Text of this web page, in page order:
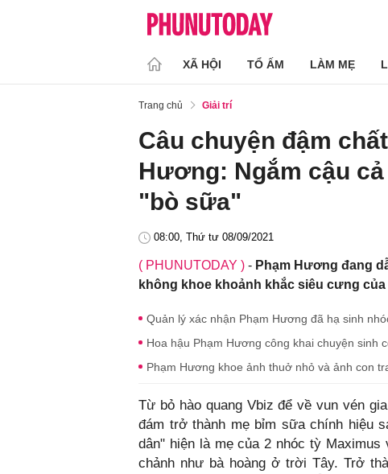
XÃ HỘI TỔ ẤM LÀM MẸ
Trang chủ Giải trí
Câu chuyện đậm
Hương: Ngắm cậu
"bò sữa"
08:00, Thứ tư 08/09/2021
( PHUNUTODAY ) - Phạm Hương đang
không khoe khoảnh khắc siêu cưng
Quản lý xác nhận Phạm Hương đã hạ sinh
Hoa hậu Phạm Hương công khai chuyện sinh
Phạm Hương khoe ảnh thuở nhỏ và ảnh con
Từ bỏ hào quang Vbiz để về vun vén
đám trở thành mẹ bỉm sữa chính hiệu
dân" hiện là mẹ của 2 nhóc tỳ
chảnh như bà hoàng ở trời Tây. Trở